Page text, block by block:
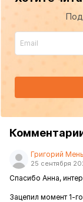
Григорий
25 сентября
Спасибо Анна,
Зацепил момент 1-